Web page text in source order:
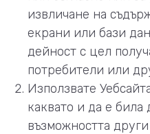
извличане на
екрани или бази
дейност с цел
потребители или
Използвате
каквато и да е била
възможността